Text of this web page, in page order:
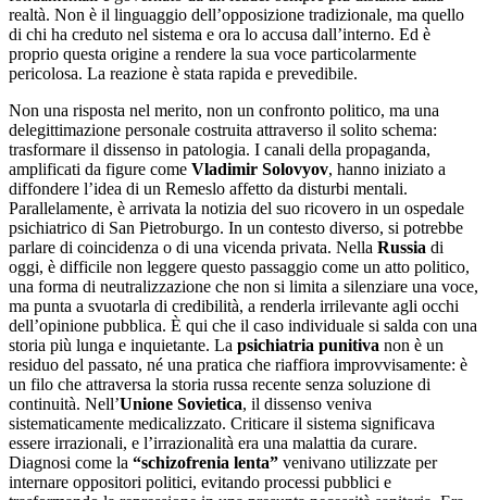
realtà. Non è il linguaggio dell’opposizione tradizionale, ma quello
di chi ha creduto nel sistema e ora lo accusa dall’interno. Ed è
proprio questa origine a rendere la sua voce particolarmente
pericolosa. La reazione è stata rapida e prevedibile.
Non una risposta nel merito, non un confronto politico, ma una
delegittimazione personale costruita attraverso il solito schema:
trasformare il dissenso in patologia. I canali della propaganda,
amplificati da figure come Vladimir Solovyov, hanno iniziato a
diffondere l’idea di un Remeslo affetto da disturbi mentali.
Parallelamente, è arrivata la notizia del suo ricovero in un ospedale
psichiatrico di San Pietroburgo. In un contesto diverso, si potrebbe
parlare di coincidenza o di una vicenda privata. Nella Russia di
oggi, è difficile non leggere questo passaggio come un atto politico,
una forma di neutralizzazione che non si limita a silenziare una voce,
ma punta a svuotarla di credibilità, a renderla irrilevante agli occhi
dell’opinione pubblica. È qui che il caso individuale si salda con una
storia più lunga e inquietante. La psichiatria punitiva non è un
residuo del passato, né una pratica che riaffiora improvvisamente: è
un filo che attraversa la storia russa recente senza soluzione di
continuità. Nell’Unione Sovietica, il dissenso veniva
sistematicamente medicalizzato. Criticare il sistema significava
essere irrazionali, e l’irrazionalità era una malattia da curare.
Diagnosi come la “schizofrenia lenta” venivano utilizzate per
internare oppositori politici, evitando processi pubblici e